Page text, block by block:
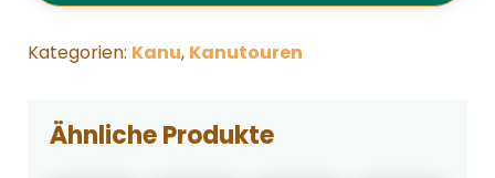
august
Menge
Kategorien: Kanu, Kanutouren
Ähnliche Produkte